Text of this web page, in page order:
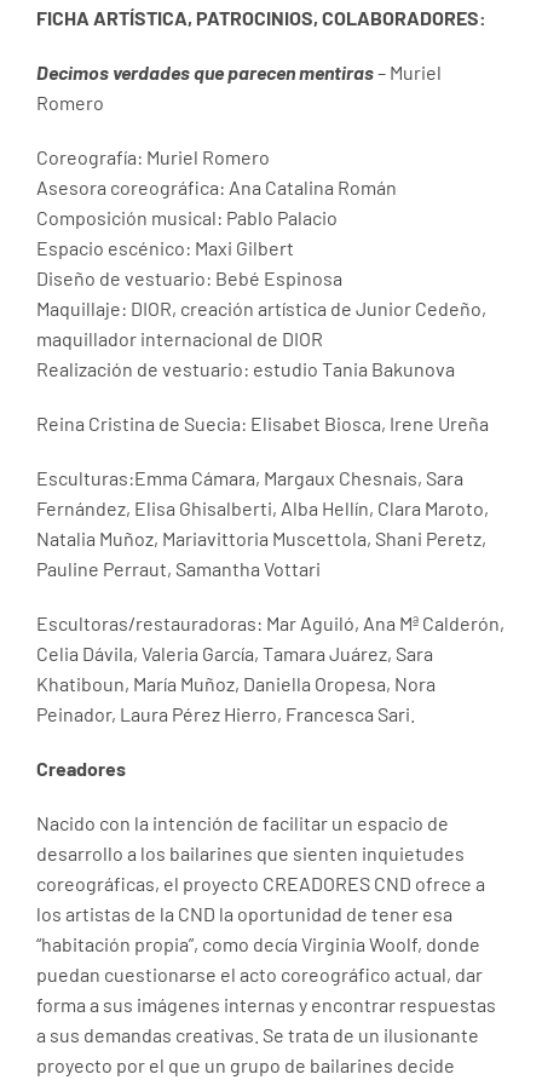
FICHA ARTÍSTICA, PATROCINIOS, COLABORADORES:
Decimos verdades que parecen mentiras– Muriel
Romero
Coreografía: Muriel Romero
Asesora coreográfica: Ana Catalina Román
Composición musical: Pablo Palacio
Espacio escénico: Maxi Gilbert
Diseño de vestuario: Bebé Espinosa
Maquillaje: DIOR, creación artística de Junior Cedeño,
maquillador internacional de DIOR
Realización de vestuario: estudio Tania Bakunova
Reina Cristina de Suecia: Elisabet Biosca, Irene Ureña
Esculturas:Emma Cámara, Margaux Chesnais, Sara
Fernández, Elisa Ghisalberti, Alba Hellín, Clara Maroto,
Natalia Muñoz, Mariavittoria Muscettola, Shani Peretz,
Pauline Perraut, Samantha Vottari
Escultoras/restauradoras: Mar Aguiló, Ana Mª Calderón,
Celia Dávila, Valeria García, Tamara Juárez, Sara
Khatiboun, María Muñoz, Daniella Oropesa, Nora
Peinador, Laura Pérez Hierro, Francesca Sari.
Creadores
Nacido con la intención de facilitar un espacio de
desarrollo a los bailarines que sienten inquietudes
coreográficas, el proyecto CREADORES CND ofrece a
los artistas de la CND la oportunidad de tener esa
“habitación propia”, como decía Virginia Woolf, donde
puedan cuestionarse el acto coreográfico actual, dar
forma a sus imágenes internas y encontrar respuestas
a sus demandas creativas. Se trata de un ilusionante
proyecto por el que un grupo de bailarines decide